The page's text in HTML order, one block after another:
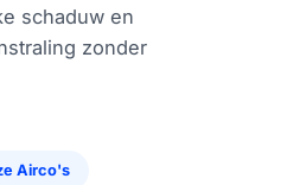
schaduw en
zonder
Airco's